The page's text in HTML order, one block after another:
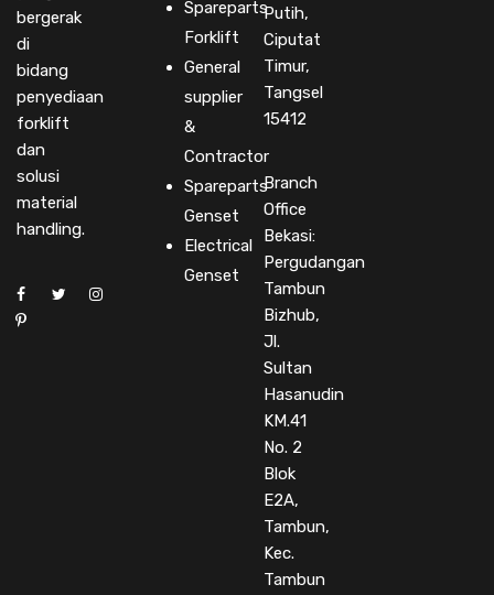
bergerak
di
bidang
penyediaan
forklift
dan
solusi
material
handling.
Spareparts
Forklift
General
supplier
&
Contractor
Spareparts
Genset
Electrical
Genset
Putih,
Ciputat
Timur,
Tangsel
15412
Branch
Office
Bekasi:
Pergudangan
Tambun
Bizhub,
Jl.
Sultan
Hasanudin
KM.41
No. 2
Blok
E2A,
Tambun,
Kec.
Tambun